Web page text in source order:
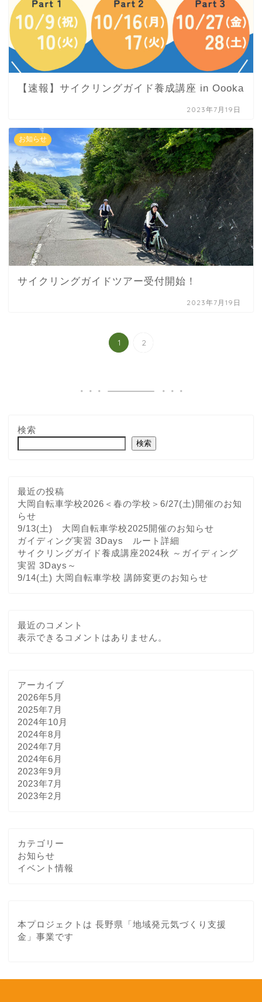
【速報】サイクリングガイド養成講座 in Oooka
2023年7月19日
お知らせ
サイクリングガイドツアー受付開始！
2023年7月19日
1 2
検索
検索
最近の投稿
大岡自転車学校2026＜春の学校＞6/27(土)開催のお知
らせ
9/13(土) 大岡自転車学校2025開催のお知らせ
ガイディング実習 3Days ルート詳細
サイクリングガイド養成講座2024秋 ～ガイディング
実習 3Days～
9/14(土) 大岡自転車学校 講師変更のお知らせ
最近のコメント
表示できるコメントはありません。
アーカイブ
2026年5月
2025年7月
2024年10月
2024年8月
2024年7月
2024年6月
2023年9月
2023年7月
2023年2月
カテゴリー
お知らせ
イベント情報
本プロジェクトは 長野県「地域発元気づくり支援
金」事業です
ツアーのご案内